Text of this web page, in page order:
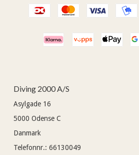
Diving 2000 A/S
Asylgade 16
5000 Odense C
Danmark
Telefonnr.: 66130049